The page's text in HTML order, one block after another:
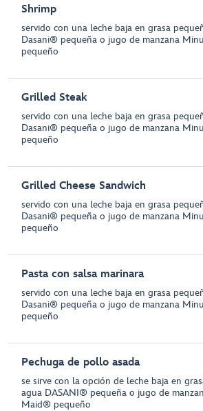
Shrimp
servido con una leche baja en grasa
Dasani® pequeña o jugo de manzana
pequeño
Grilled Steak
servido con una leche baja en grasa
Dasani® pequeña o jugo de manzana
pequeño
Grilled Cheese Sandwich
servido con una leche baja en grasa
Dasani® pequeña o jugo de manzana
pequeño
Pasta con salsa marinara
servido con una leche baja en grasa
Dasani® pequeña o jugo de manzana
pequeño
Pechuga de pollo asada
se sirve con la opción de leche baja en
agua DASANI® pequeña o jugo de
Maid® pequeño